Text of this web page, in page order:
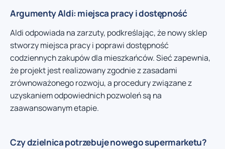
Argumenty Aldi: miejsca pracy i dostępność
Aldi odpowiada na zarzuty, podkreślając, że nowy sklep
stworzy miejsca pracy i poprawi dostępność
codziennych zakupów dla mieszkańców. Sieć zapewnia,
że projekt jest realizowany zgodnie z zasadami
zrównoważonego rozwoju, a procedury związane z
uzyskaniem odpowiednich pozwoleń są na
zaawansowanym etapie.
Czy dzielnica potrzebuje nowego supermarketu?